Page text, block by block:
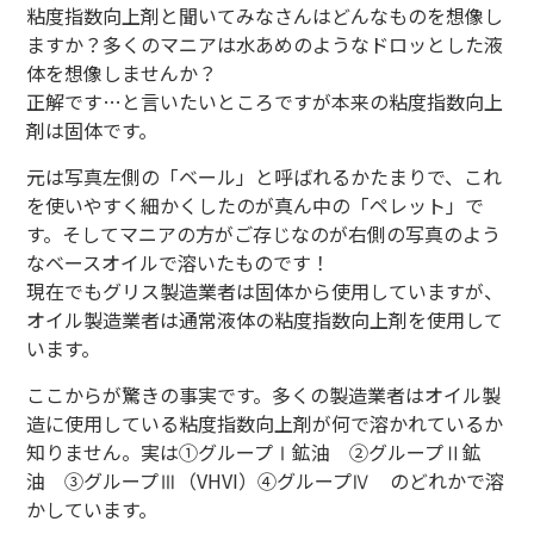
粘度指数向上剤と聞いてみなさんはどんなものを想像し
ますか？多くのマニアは水あめのようなドロッとした液
体を想像しませんか？
正解です…と言いたいところですが本来の粘度指数向上
剤は固体です。
元は写真左側の「ベール」と呼ばれるかたまりで、これ
を使いやすく細かくしたのが真ん中の「ペレット」で
す。そしてマニアの方がご存じなのが右側の写真のよう
なベースオイルで溶いたものです！
現在でもグリス製造業者は固体から使用していますが、
オイル製造業者は通常液体の粘度指数向上剤を使用して
います。
ここからが驚きの事実です。多くの製造業者はオイル製
造に使用している粘度指数向上剤が何で溶かれているか
知りません。実は①グループⅠ鉱油 ②グループⅡ鉱
油 ③グループⅢ（VHVI）④グループⅣ のどれかで溶
かしています。